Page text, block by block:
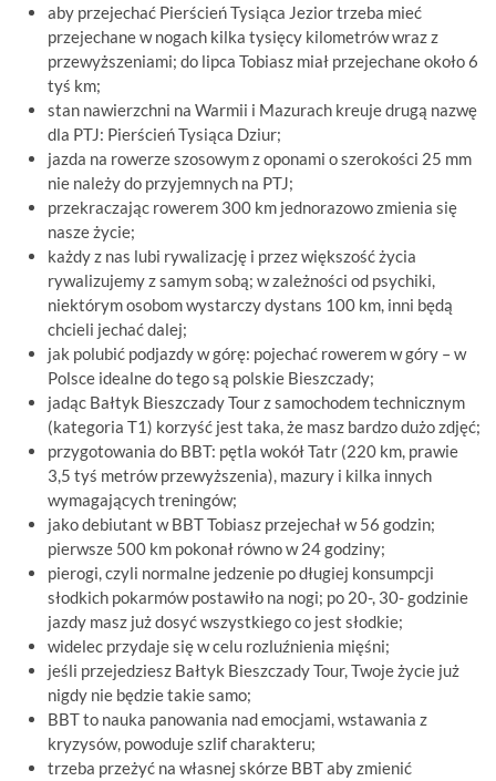
aby przejechać Pierścień Tysiąca Jezior trzeba mieć
przejechane w nogach kilka tysięcy kilometrów wraz z
przewyższeniami; do lipca Tobiasz miał przejechane około 6
tyś km;
stan nawierzchni na Warmii i Mazurach kreuje drugą nazwę
dla PTJ: Pierścień Tysiąca Dziur;
jazda na rowerze szosowym z oponami o szerokości 25 mm
nie należy do przyjemnych na PTJ;
przekraczając rowerem 300 km jednorazowo zmienia się
nasze życie;
każdy z nas lubi rywalizację i przez większość życia
rywalizujemy z samym sobą; w zależności od psychiki,
niektórym osobom wystarczy dystans 100 km, inni będą
chcieli jechać dalej;
jak polubić podjazdy w górę: pojechać rowerem w góry – w
Polsce idealne do tego są polskie Bieszczady;
jadąc Bałtyk Bieszczady Tour z samochodem technicznym
(kategoria T1) korzyść jest taka, że masz bardzo dużo zdjęć;
przygotowania do BBT: pętla wokół Tatr (220 km, prawie
3,5 tyś metrów przewyższenia), mazury i kilka innych
wymagających treningów;
jako debiutant w BBT Tobiasz przejechał w 56 godzin;
pierwsze 500 km pokonał równo w 24 godziny;
pierogi, czyli normalne jedzenie po długiej konsumpcji
słodkich pokarmów postawiło na nogi; po 20-, 30- godzinie
jazdy masz już dosyć wszystkiego co jest słodkie;
widelec przydaje się w celu rozluźnienia mięśni;
jeśli przejedziesz Bałtyk Bieszczady Tour, Twoje życie już
nigdy nie będzie takie samo;
BBT to nauka panowania nad emocjami, wstawania z
kryzysów, powoduje szlif charakteru;
trzeba przeżyć na własnej skórze BBT aby zmienić